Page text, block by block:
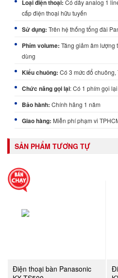
Loại điện thoại: Có dây analog 1
cấp điện thoại hữu tuyến
Sử dụng: Trên hệ thống tổng đài
Phím volume: Tăng giảm âm lượng
dùng
Kiểu chuông: Có 3 mức đổ chuông,
Chức năng gọi lại: Có 1 phím gọi
Bảo hành: Chính hãng 1 năm
Giao hàng: Miễn phíphạm vi
SẢN PHẨM TƯƠNG TỰ
Điện thoại bàn Panasonic